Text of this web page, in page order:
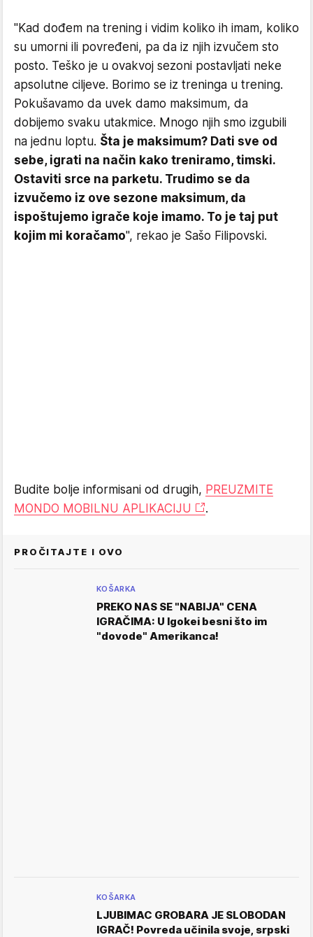
"Kad dođem na trening i vidim koliko ih imam, koliko
su umorni ili povređeni, pa da iz njih izvučem sto
posto. Teško je u ovakvoj sezoni postavljati neke
apsolutne ciljeve. Borimo se iz treninga u trening.
Pokušavamo da uvek damo maksimum, da
dobijemo svaku utakmice. Mnogo njih smo izgubili
na jednu loptu. Šta je maksimum? Dati sve od
sebe, igrati na način kako treniramo, timski.
Ostaviti srce na parketu. Trudimo se da
izvučemo iz ove sezone maksimum, da
ispoštujemo igrače koje imamo. To je taj put
kojim mi koračamo", rekao je Sašo Filipovski.
Budite bolje informisani od drugih, PREUZMITE
MONDO MOBILNU APLIKACIJU
.
PROČITAJTE I OVO
KOŠARKA
PREKO NAS SE "NABIJA" CENA
IGRAČIMA: U Igokei besni što im
"dovode" Amerikanca!
KOŠARKA
LJUBIMAC GROBARA JE SLOBODAN
IGRAČ! Povreda učinila svoje, srpski